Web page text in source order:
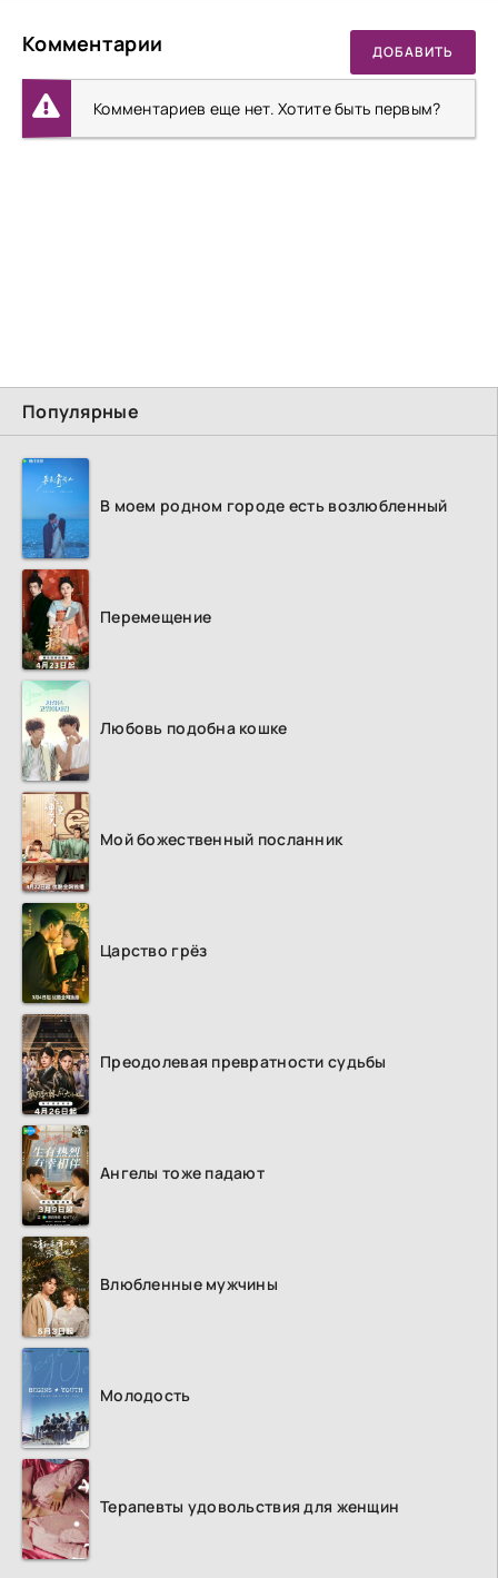
Популярные
В моем родном городе есть возлюбленный
Перемещение
Любовь подобна кошке
Мой божественный посланник
Царство грёз
Преодолевая превратности судьбы
Ангелы тоже падают
Влюбленные мужчины
Молодость
Терапевты удовольствия для женщин
Комментарии ДОБАВИТЬ
Комментариев еще нет. Хотите быть первым?